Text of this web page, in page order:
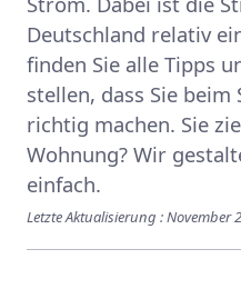
Deutschland relativ
finden Sie alle Tipps
stellen, dass Sie
richtig machen. Sie
Wohnung? Wir
einfach.
Letzte Aktualisierung : November